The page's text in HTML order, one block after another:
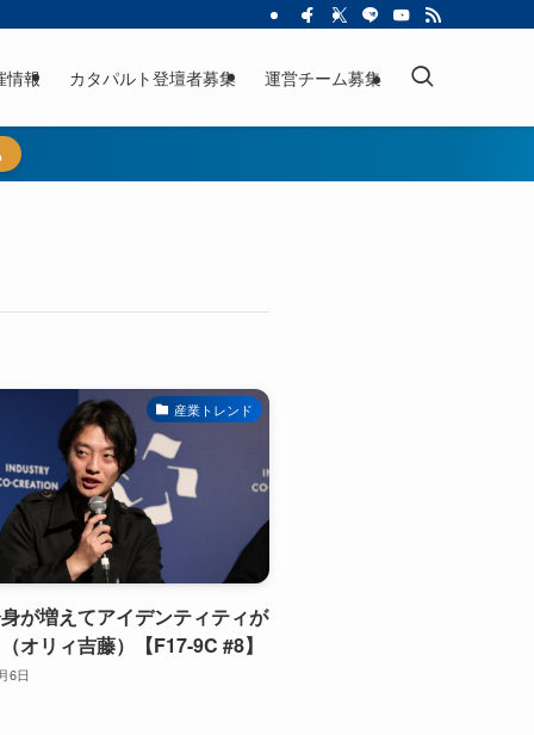
情報 カタパルト登壇者募集 運営チーム募集
産業トレンド
が増えてアイデンティティが
オリィ吉藤）【F17-9C #8】
6日